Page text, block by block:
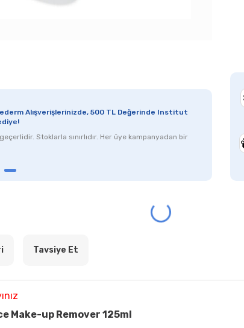
Alışverişlerinizde, 500 TL Değerinde Institut
Stoklarla sınırlıdır. Her üye kampanyadan bir
Tavsiye Et
Make-up Remover 125ml